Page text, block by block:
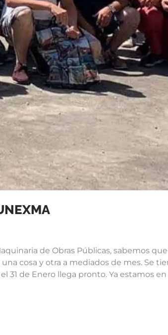
de Obras Públicas, sabemos
cosa y otra a mediados de mes. Se
31 de Enero llega pronto. Ya estamos